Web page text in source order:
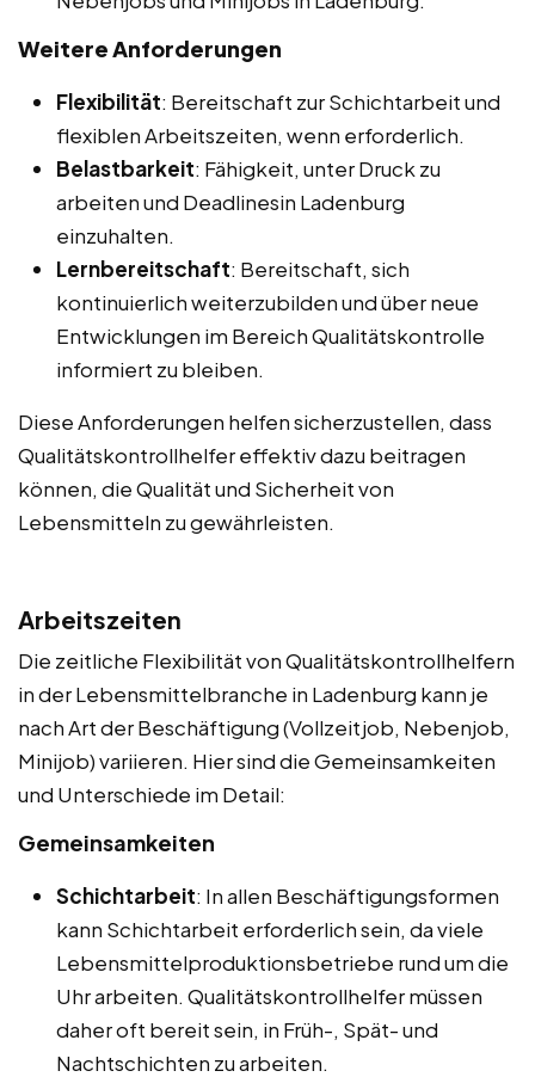
Weitere Anforderungen
Flexibilität: Bereitschaft zur Schichtarbeit und
flexiblen Arbeitszeiten, wenn erforderlich.
Belastbarkeit: Fähigkeit, unter Druck zu
arbeiten und Deadlinesin Ladenburg
einzuhalten.
Lernbereitschaft: Bereitschaft, sich
kontinuierlich weiterzubilden und über neue
Entwicklungen im Bereich Qualitätskontrolle
informiert zu bleiben.
Diese Anforderungen helfen sicherzustellen, dass
Qualitätskontrollhelfer effektiv dazu beitragen
können, die Qualität und Sicherheit von
Lebensmitteln zu gewährleisten.
Arbeitszeiten
Die zeitliche Flexibilität von Qualitätskontrollhelfern
in der Lebensmittelbranche in Ladenburg kann je
nach Art der Beschäftigung (Vollzeitjob, Nebenjob,
Minijob) variieren. Hier sind die Gemeinsamkeiten
und Unterschiede im Detail:
Gemeinsamkeiten
Schichtarbeit: In allen Beschäftigungsformen
kann Schichtarbeit erforderlich sein, da viele
Lebensmittelproduktionsbetriebe rund um die
Uhr arbeiten. Qualitätskontrollhelfer müssen
daher oft bereit sein, in Früh-, Spät- und
Nachtschichten zu arbeiten.